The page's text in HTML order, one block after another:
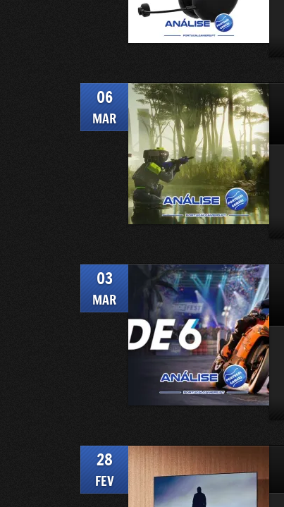
06
MAR
03
MAR
28
FEV